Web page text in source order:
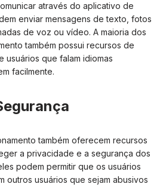
através do aplicativo de
enviar mensagens de texto, fotos
de voz ou vídeo. A maioria dos
também possui recursos de
usuários que falam idiomas
facilmente.
também oferecem recursos
a privacidade e a segurança dos
podem permitir que os usuários
outros usuários que sejam abusivos